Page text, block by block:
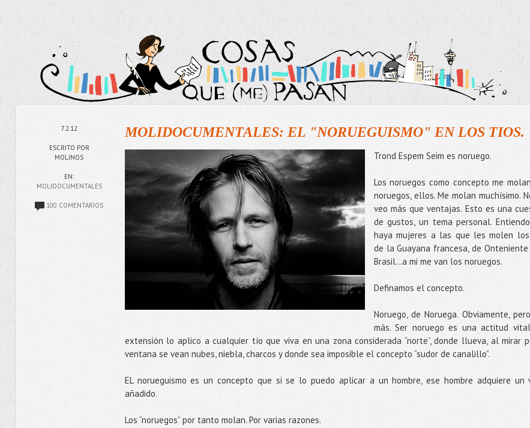
7.2.12
ESCRITO POR
MOLINOS
EN:
MOLIDOCUMENTALES
100 COMENTARIOS
MOLIDOCUMENTALES: EL "NORUEGUISMO" EN LOS TIOS.
Trond Espem Seim es noruego.
Los noruegos como concepto me
noruegos, ellos. Me molan muchísimo.
veo más que ventajas. Esto es una
de gustos, un tema personal.
haya mujeres a las que les molen
de la Guayana francesa, de Onteniente
Brasil…a mi me van los noruegos.
Definamos el concepto.
Noruego, de Noruega. Obviamente,
más. Ser noruego es una actitud
extensión lo aplico a cualquier tío que viva en una zona considerada “norte”, donde llueva, al mirar
ventana se vean nubes, niebla, charcos y donde sea imposible el concepto “sudor de canalillo”.
EL norueguismo es un concepto que si se lo puedo aplicar a un hombre, ese hombre adquiere un
añadido.
Los “noruegos” por tanto molan. Por varias razones.